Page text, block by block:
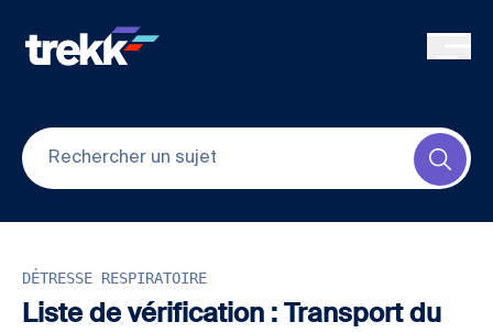
DÉTRESSE RESPIRATOIRE
Liste de vérification : Transport du